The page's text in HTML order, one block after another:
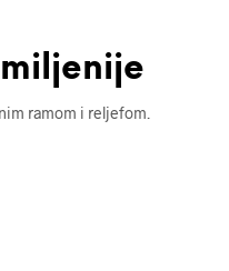
ramom i reljefom.